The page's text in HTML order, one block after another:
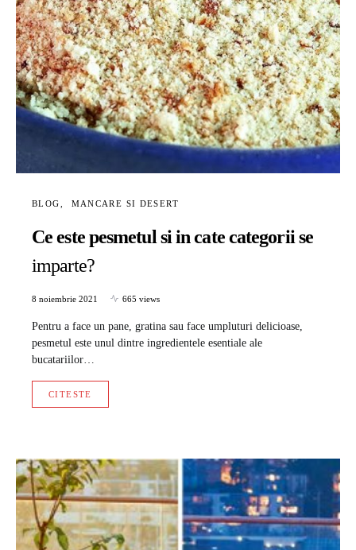
BLOG MANCARE SI DESERT
Ce este pesmetul si in cate categorii se
imparte?
8 noiembrie 2021 665 views
Pentru a face un pane, gratina sau face umpluturi delicioase,
pesmetul este unul dintre ingredientele esentiale ale
bucatariilor…
CITESTE